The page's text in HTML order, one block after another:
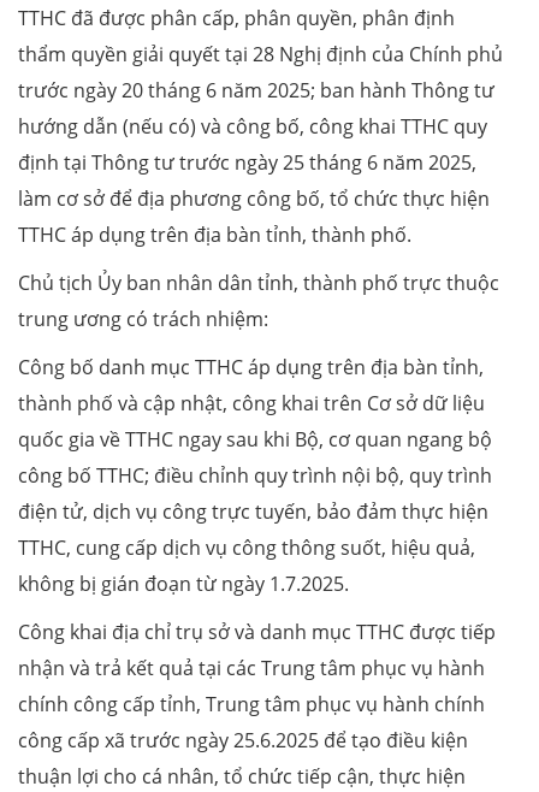
TTHC đã được phân cấp, phân quyền, phân định
thẩm quyền giải quyết tại 28 Nghị định của Chính phủ
trước ngày 20 tháng 6 năm 2025; ban hành Thông tư
hướng dẫn (nếu có) và công bố, công khai TTHC quy
định tại Thông tư trước ngày 25 tháng 6 năm 2025,
làm cơ sở để địa phương công bố, tổ chức thực hiện
TTHC áp dụng trên địa bàn tỉnh, thành phố.
Chủ tịch Ủy ban nhân dân tỉnh, thành phố trực thuộc
trung ương có trách nhiệm:
Công bố danh mục TTHC áp dụng trên địa bàn tỉnh,
thành phố và cập nhật, công khai trên Cơ sở dữ liệu
quốc gia về TTHC ngay sau khi Bộ, cơ quan ngang bộ
công bố TTHC; điều chỉnh quy trình nội bộ, quy trình
điện tử, dịch vụ công trực tuyến, bảo đảm thực hiện
TTHC, cung cấp dịch vụ công thông suốt, hiệu quả,
không bị gián đoạn từ ngày 1.7.2025.
Công khai địa chỉ trụ sở và danh mục TTHC được tiếp
nhận và trả kết quả tại các Trung tâm phục vụ hành
chính công cấp tỉnh, Trung tâm phục vụ hành chính
công cấp xã trước ngày 25.6.2025 để tạo điều kiện
thuận lợi cho cá nhân, tổ chức tiếp cận, thực hiện